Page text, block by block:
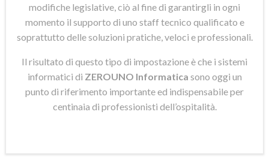
modifiche legislative, ciò al fine di garantirgli in ogni
momento il supporto di uno staff tecnico qualificato e
soprattutto delle soluzioni pratiche, veloci e professionali.
Il risultato di questo tipo di impostazione è che i sistemi
informatici di ZEROUNO Informatica sono oggi un
punto di riferimento importante ed indispensabile per
centinaia di professionisti dell’ospitalità.